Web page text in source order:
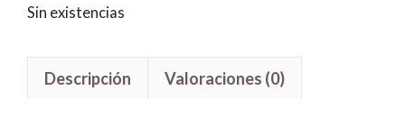
Sin existencias
Descripción Valoraciones (0)